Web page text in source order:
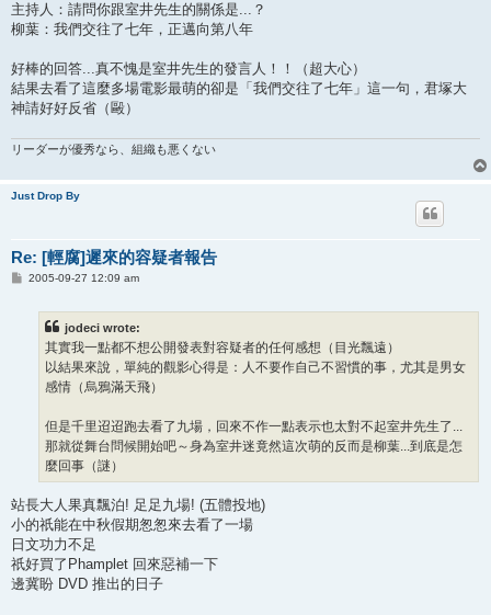
主持人：請問你跟室井先生的關係是...？
柳葉：我們交往了七年，正邁向第八年
好棒的回答...真不愧是室井先生的發言人！！（超大心）
結果去看了這麼多場電影最萌的卻是「我們交往了七年」這一句，君塚大
神請好好反省（毆）
リーダーが優秀なら、組織も悪くない
Just Drop By
Re: [輕腐]遲來的容疑者報告
P2005-09-27 12:09 am
jodeci wrote:
其實我一點都不想公開發表對容疑者的任何感想（目光飄遠）
以結果來說，單純的觀影心得是：人不要作自己不習慣的事，尤其是男女
感情（烏鴉滿天飛）
但是千里迢迢跑去看了九場，回來不作一點表示也太對不起室井先生了...
那就從舞台問候開始吧～身為室井迷竟然這次萌的反而是柳葉...到底是怎
麼回事（謎）
站長大人果真飄泊! 足足九場! (五體投地)
小的祇能在中秋假期怱怱來去看了一場
日文功力不足
祇好買了Phamplet 回來惡補一下
邊冀盼 DVD 推出的日子